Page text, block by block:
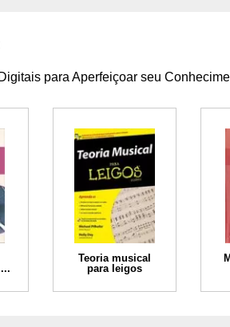
para Aperfeiçoar seu
Teoria musical
para leigos